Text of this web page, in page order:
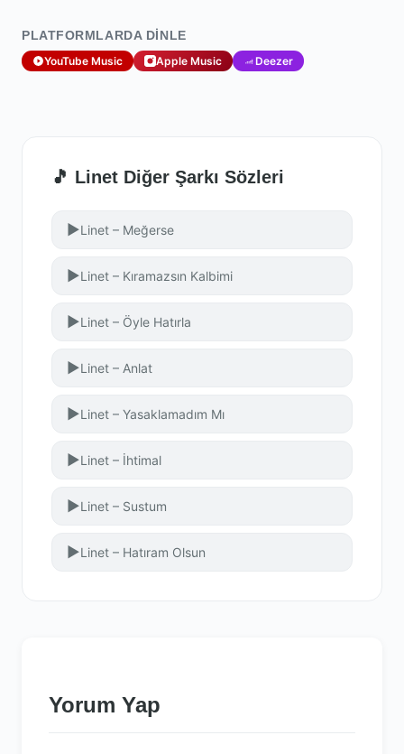
PLATFORMLARDA DINLE
YouTube Music Apple Music Deezer
🎵 Linet Diğer Şarkı Sözleri
▶Linet – Meğerse
▶Linet – Kıramazsın Kalbimi
▶Linet – Öyle Hatırla
▶Linet – Anlat
▶Linet – Yasaklamadım Mı
▶Linet – İhtimal
▶Linet – Sustum
▶Linet – Hatıram Olsun
Yorum Yap